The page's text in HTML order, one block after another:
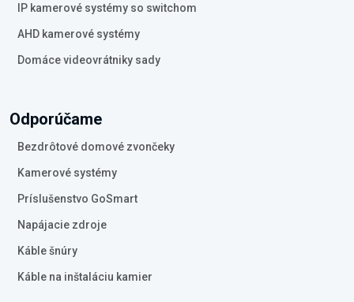
IP kamerové systémy so switchom
AHD kamerové systémy
Domáce videovrátniky sady
Odporúčame
Bezdrôtové domové zvončeky
Kamerové systémy
Príslušenstvo GoSmart
Napájacie zdroje
Káble šnúry
Káble na inštaláciu kamier